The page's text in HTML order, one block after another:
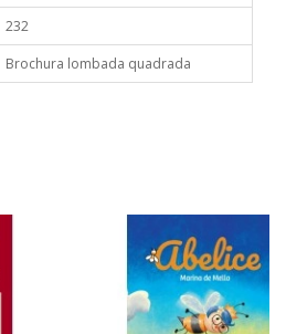
232
Brochura lombada quadrada